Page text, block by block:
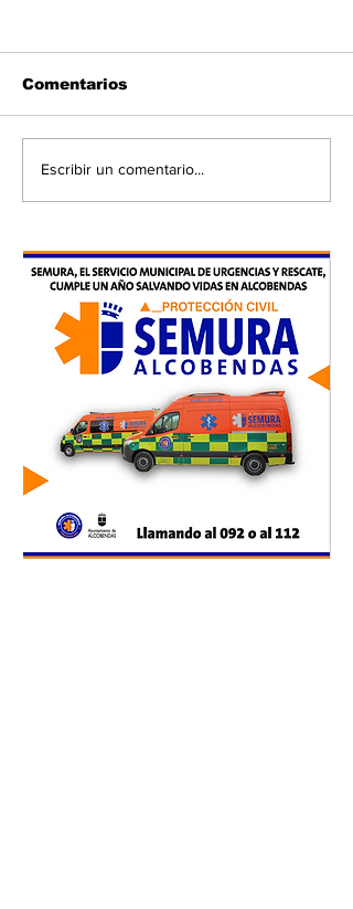
Comentarios
Escribir un comentario...